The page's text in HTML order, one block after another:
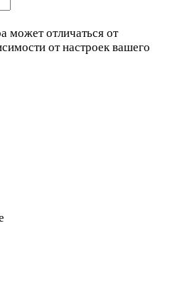
может отличаться от
от настроек вашего